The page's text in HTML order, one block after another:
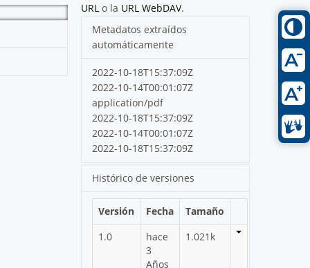
URL o la URL WebDAV.
Metadatos extraídos
automáticamente
2022-10-18T15:37:09Z
2022-10-14T00:01:07Z
application/pdf
2022-10-18T15:37:09Z
2022-10-14T00:01:07Z
2022-10-18T15:37:09Z
Histórico de versiones
Versión Fecha
Tamaño
1.0
hace
3
Años
1.021k